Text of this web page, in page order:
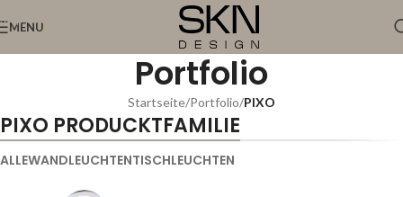
Skip to navigation
Skip to main content
MENU
Portfolio
Startseite/Portfolio/PIXO
PIXO PRODUCKTFAMILIE
ALLEWANDLEUCHTENTISCHLEUCHTEN